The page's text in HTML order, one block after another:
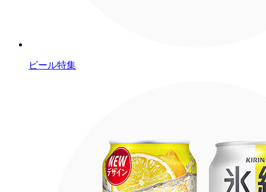
ビール特集